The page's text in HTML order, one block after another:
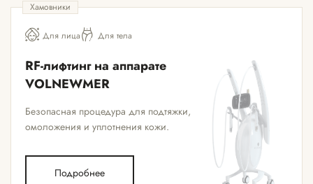
Хамовники
Для лица Для тела
RF-лифтинг на аппарате
VOLNEWMER
Безопасная процедура для подтяжки,
омоложения и уплотнения кожи.
Подробнее